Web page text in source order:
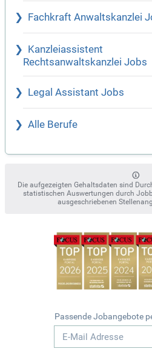
Fachkraft Anwaltskanzlei
Kanzleiassistent
Rechtsanwaltskanzlei Jobs
Legal Assistant Jobs
Alle Berufe
Die aufgezeigten Gehaltsdaten sind
statistischen Auswertungen durch
ausgeschriebenen
Passende Jobangebote